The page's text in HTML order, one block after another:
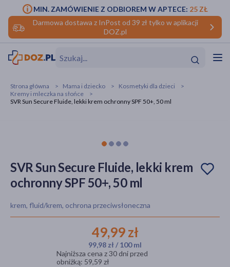
Darmowa dostawa z InPost od 39 zł tylko w aplikacji
DOZ.pl
MIN. ZAMÓWIENIE Z ODBIOREM W APTECE: 25 ZŁ
Strona główna Mama i dziecko
Kosmetyki dla dzieci
Kremy i mleczka na słońce
SVR Sun Secure Fluide, lekki krem ochronny SPF 50+, 50 ml
SVR Sun Secure Fluide, lekki krem
ochronny SPF 50+, 50 ml
krem, fluid/krem, ochrona przeciwsłoneczna
49,99 zł
99,98 zł / 100 ml
Najniższa cena z 30 dni przed
obniżką: 59,59 zł